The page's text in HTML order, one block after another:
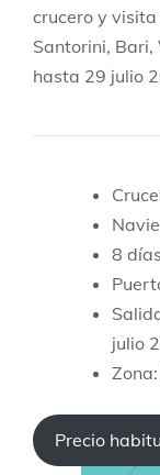
crucero y visita
Santorini, Bari,
hasta 29 julio
8
julio
Zona:
Precio